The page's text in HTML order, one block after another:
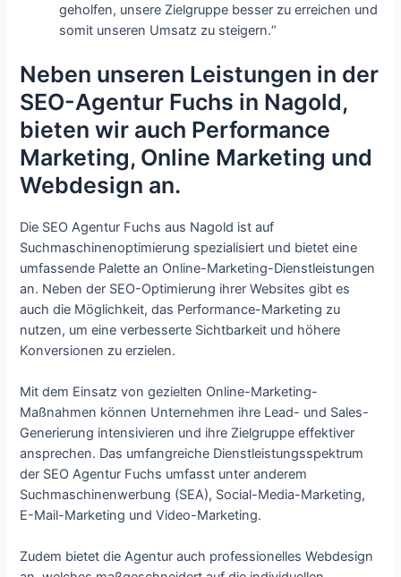
geholfen, unsere Zielgruppe besser zu erreichen und
somit unseren Umsatz zu steigern.“
Neben unseren Leistungen in der
SEO-Agentur Fuchs in Nagold,
bieten wir auch Performance
Marketing, Online Marketing und
Webdesign an.
Die SEO Agentur Fuchs aus Nagold ist auf
Suchmaschinenoptimierung spezialisiert und bietet eine
umfassende Palette an Online-Marketing-Dienstleistungen
an. Neben der SEO-Optimierung ihrer Websites gibt es
auch die Möglichkeit, das Performance-Marketing zu
nutzen, um eine verbesserte Sichtbarkeit und höhere
Konversionen zu erzielen.
Mit dem Einsatz von gezielten Online-Marketing-
Maßnahmen können Unternehmen ihre Lead- und Sales-
Generierung intensivieren und ihre Zielgruppe effektiver
ansprechen. Das umfangreiche Dienstleistungsspektrum
der SEO Agentur Fuchs umfasst unter anderem
Suchmaschinenwerbung (SEA), Social-Media-Marketing,
E-Mail-Marketing und Video-Marketing.
Zudem bietet die Agentur auch professionelles Webdesign